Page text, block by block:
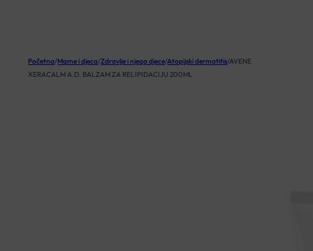
Početna/Mame i djeca/Zdravlje i njega djece/Atopijski dermatitis/AVENE
XERACALM A.D. BALZAM ZA RELIPIDACIJU 200ML